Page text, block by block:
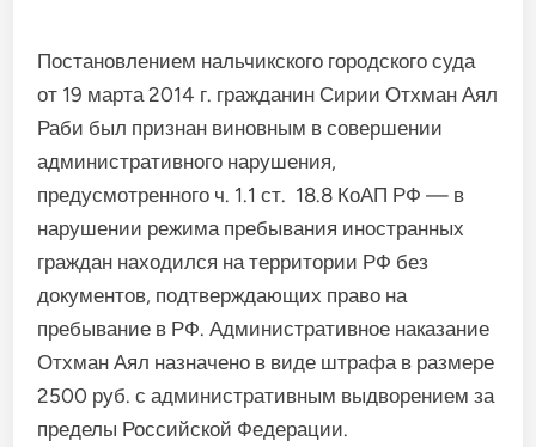
Постановлением нальчикского городского суда
от 19 марта 2014 г. гражданин Сирии Отхман Аял
Раби был признан виновным в совершении
административного нарушения,
предусмотренного ч. 1.1 ст. 18.8 КоАП РФ — в
нарушении режима пребывания иностранных
граждан находился на территории РФ без
документов, подтверждающих право на
пребывание в РФ. Административное наказание
Отхман Аял назначено в виде штрафа в размере
2500 руб. с административным выдворением за
пределы Российской Федерации.